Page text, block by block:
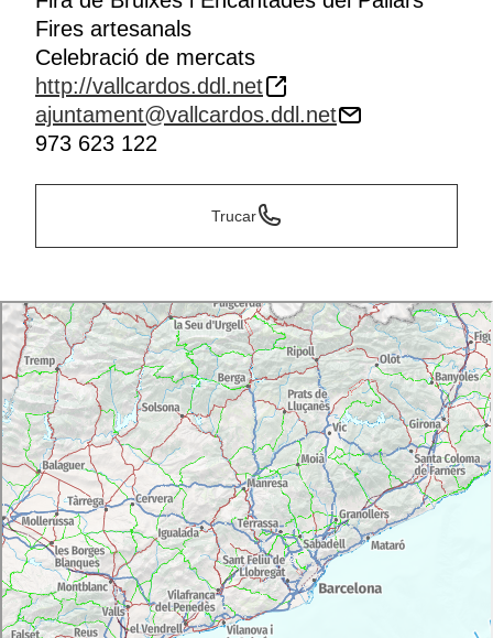
Fires artesanals
Celebració de mercats
http://vallcardos.ddl.net
ajuntament@vallcardos.ddl.net
973 623 122
Trucar